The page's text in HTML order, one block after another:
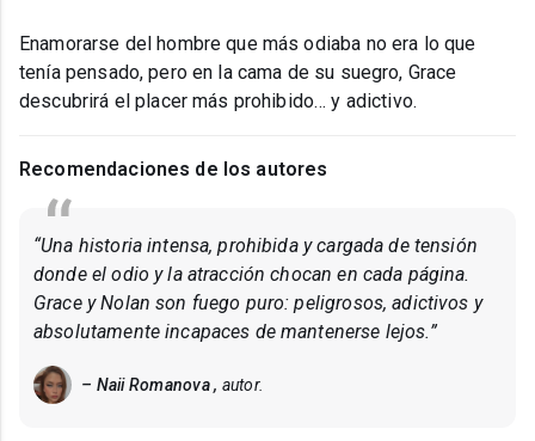
Enamorarse del hombre que más odiaba no era lo que
tenía pensado, pero en la cama de su suegro, Grace
descubrirá el placer más prohibido… y adictivo.
Recomendaciones de los autores
“Una historia intensa, prohibida y cargada de tensión
donde el odio y la atracción chocan en cada página.
Grace y Nolan son fuego puro: peligrosos, adictivos y
absolutamente incapaces de mantenerse lejos.”
– Naii Romanova , autor.